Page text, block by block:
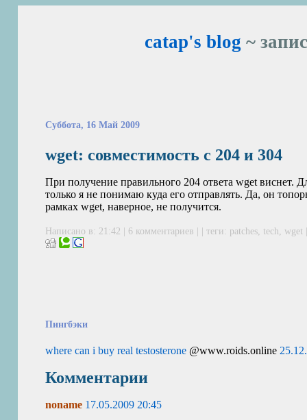
catap's blog ~
Суббота, 16 Май 2009
wget: совместимость с 204 и 304
При получение правильного 204 ответа wget виснет.
только я не понимаю куда его отправлять. Да, он
рамках wget, наверное, не получится.
Написано в: 21:42 | 6 комментариев | | теги: patches tech ,wget
Пингбэки
where can i buy real testosterone @www.roids.online
Комментарии
noname 17.05.2009 20:45